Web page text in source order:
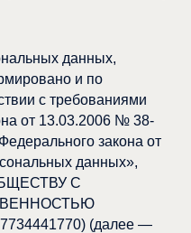
данных,
и по
с требованиями
от 13.03.2006 № 38-
закона от
данных»,
С
(далее —